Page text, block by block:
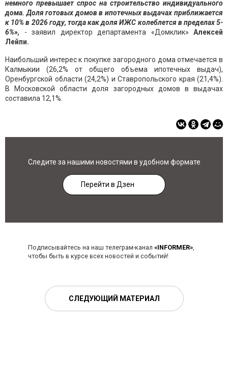
немного превышает спрос на строительство индивидуального
дома. Доля готовых домов в ипотечных выдачах приближается
к 10% в 2026 году, тогда как доля ИЖС колеблется в пределах 5-
6%», - заявил директор департамента «Домклик» Алексей
Лейпи.
Наибольший интерес к покупке загородного дома отмечается в
Калмыкии (26,2% от общего объема ипотечных выдач),
Оренбургской области (24,2%) и Ставропольского края (21,4%).
В Московской области доля загородных домов в выдачах
составила 12,1%.
Следите за нашими новостями в удобном формате
Перейти в Дзен
Подписывайтесь на наш телеграм-канал «INFORMER»,
чтобы быть в курсе всех новостей и событий!
СЛЕДУЮЩИЙ МАТЕРИАЛ